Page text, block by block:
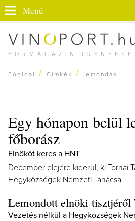
BORMAGAZIN
Menü
Főoldal / Címkék / lemondás
Egy hónapon belül
főborász
Elnököt keres a HNT
December elejére kiderül, ki Tornai
Hegyközségek Nemzeti Tanácsa.
Lemondott elnöki tisztjéről
Vezetés nélkül a Hegyközségek